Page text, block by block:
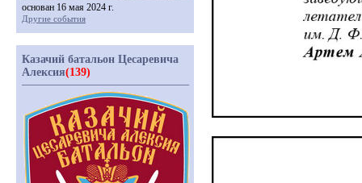
основан 16 мая 2024 г.
Другие события
Казачий батальон Цесаревича
Алексия(139)